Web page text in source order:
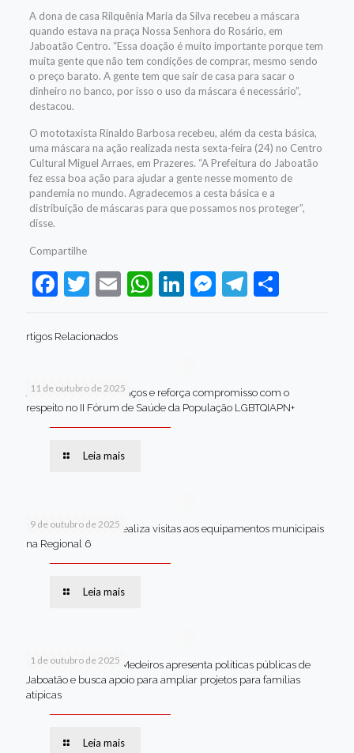
A dona de casa Rilquênia Maria da Silva recebeu a máscara
quando estava na praça Nossa Senhora do Rosário, em
Jaboatão Centro. “Essa doação é muito importante porque tem
muita gente que não tem condições de comprar, mesmo sendo
o preço barato. A gente tem que sair de casa para sacar o
dinheiro no banco, por isso o uso da máscara é necessário”,
destacou.
O mototaxista Rinaldo Barbosa recebeu, além da cesta básica,
uma máscara na ação realizada nesta sexta-feira (24) no Centro
Cultural Miguel Arraes, em Prazeres. “A Prefeitura do Jaboatão
fez essa boa ação para ajudar a gente nesse momento de
pandemia no mundo. Agradecemos a cesta básica e a
distribuição de máscaras para que possamos nos proteger”,
disse.
Compartilhe
Facebook
Twitter
EmailWhatsApp
LinkedIn
Messenger
Telegram
Share
rtigos Relacionados
11 de outubro de 2025
Jaboatão celebra avanços e reforça compromisso com o
respeito no II Fórum de Saúde da População LGBTQIAPN+
Leia mais
9 de outubro de 2025
Van dos secretários realiza visitas aos equipamentos municipais
na Regional 6
Leia mais
1 de outubro de 2025
Em Brasília, Andréa Medeiros apresenta políticas públicas de
Jaboatão e busca apoio para ampliar projetos para famílias
atípicas
Leia mais